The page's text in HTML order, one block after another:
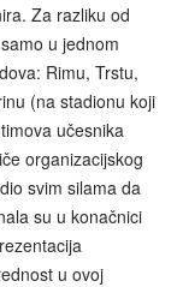
Za razliku od
u jednom
Rimu, Trstu,
(na stadionu koji
učesnika
organizacijskog
svim silama da
su u konačnici
u ovoj